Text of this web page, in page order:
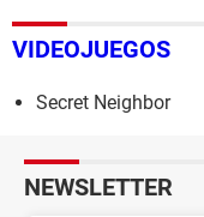
VIDEOJUEGOS
Secret Neighbor
NEWSLETTER